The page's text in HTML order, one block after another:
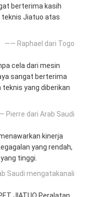
berterima kasih
teknis Jiatuo atas
—— Raphael dari Togo
cela dari mesin
sangat berterima
yang diberikan
Pierre dari Arab Saudi
kinerja
yang rendah,
tinggi.
Saudi mengatakanali